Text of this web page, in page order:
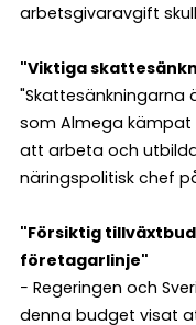
arbetsgivaravgift
"Viktiga
"Skattesänkningarna
som Almega kämpat
att arbeta och
näringspolitisk chef
"Försiktig
företagarlinje"
− Regeringen och
denna budget visat